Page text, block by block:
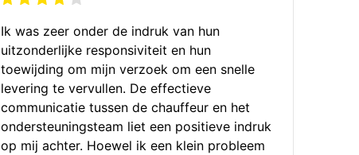
Ik was zeer onder de indruk van hun
uitzonderlijke responsiviteit en hun
toewijding om mijn verzoek om een snelle
levering te vervullen. De effectieve
communicatie tussen de chauffeur en het
ondersteuningsteam liet een positieve indruk
op mij achter. Hoewel ik een klein probleem